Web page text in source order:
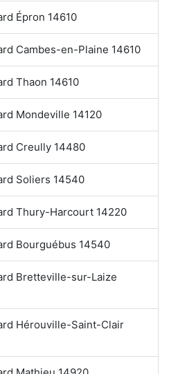
Épron 14610
Cambes-en-Plaine 14610
Thaon 14610
Mondeville 14120
Creully 14480
Soliers 14540
Thury-Harcourt 14220
Bourguébus 14540
Bretteville-sur-Laize
Hérouville-Saint-Clair